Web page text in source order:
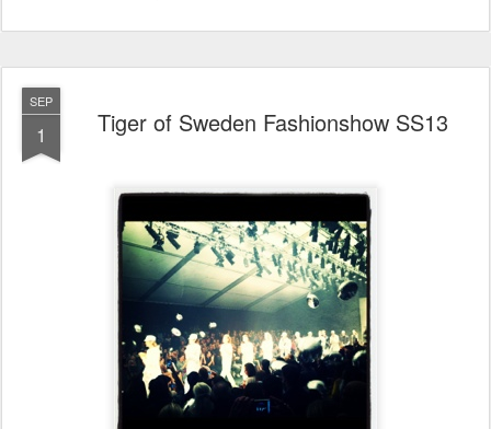
SEP
1 Tiger of Sweden Fashionshow SS13